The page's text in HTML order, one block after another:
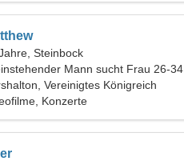
Steinbock
Mann sucht Frau 26-34
Vereinigtes Königreich
Konzerte